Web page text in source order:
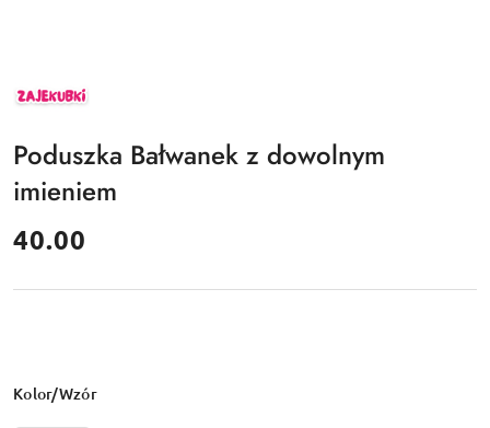
ZAJEKUBKI
Poduszka Bałwanek z dowolnym
imieniem
cena:
40.00
Wariant
Kolor/Wzór